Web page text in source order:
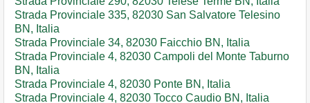
Strada Provinciale 335, 82030 San Salvatore Telesino
BN, Italia
Strada Provinciale 34, 82030 Faicchio BN, Italia
Strada Provinciale 4, 82030 Campoli del Monte Taburno
BN, Italia
Strada Provinciale 4, 82030 Ponte BN, Italia
Strada Provinciale 4, 82030 Tocco Caudio BN, Italia